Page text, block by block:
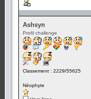
Ashsyn
Profil challenge
Classement : 2229/55625
Néophyte